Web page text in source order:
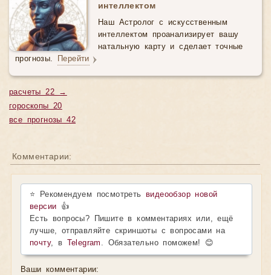
интеллектом
Наш Астролог с искусственным
интеллектом проанализирует вашу
натальную карту и сделает точные
прогнозы. Перейти
расчеты 22 →
гороскопы 20
все прогнозы 42
Комментарии:
⭐ Рекомендуем посмотретьвидеообзор новой
версии 👍
Есть вопросы? Пишите в комментариях или, ещё
лучше, отправляйте скриншоты с вопросами на
почту, в Telegram . Обязательно поможем! 😊
Ваши комментарии: